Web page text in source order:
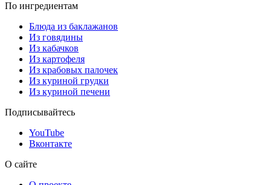
По ингредиентам
Блюда из баклажанов
Из говядины
Из кабачков
Из картофеля
Из крабовых палочек
Из куриной грудки
Из куриной печени
Подписывайтесь
YouTube
Вконтакте
О сайте